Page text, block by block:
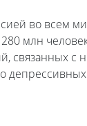
во всем
280 млн
связанных с
депрессивных